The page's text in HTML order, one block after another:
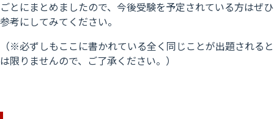
ごとにまとめましたので、今後受験を予定されている方はぜひ
参考にしてみてください。
（※必ずしもここに書かれている全く同じことが出題されると
は限りませんので、ご了承ください。）